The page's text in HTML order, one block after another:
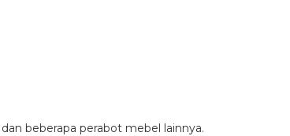
beberapa perabot mebel lainnya.